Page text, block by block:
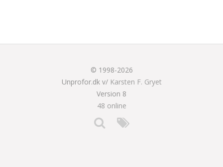
© 1998-2026
Unprofor.dk v/ Karsten F. Gryet
Version 8
48 online